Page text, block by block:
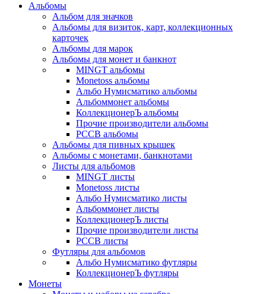
Альбомы
Альбом для значков
Альбомы для визиток, карт, коллекционных
карточек
Альбомы для марок
Альбомы для монет и банкнот
MINGT альбомы
Monetoss альбомы
Альбо Нумисматико альбомы
Альбоммонет альбомы
КоллекционерЪ альбомы
Прочие производители альбомы
РССВ альбомы
Альбомы для пивных крышек
Альбомы с монетами, банкнотами
Листы для альбомов
MINGT листы
Monetoss листы
Альбо Нумисматико листы
Альбоммонет листы
КоллекционерЪ листы
Прочие производители листы
РССВ листы
Футляры для альбомов
Альбо Нумисматико футляры
КоллекционерЪ футляры
Монеты